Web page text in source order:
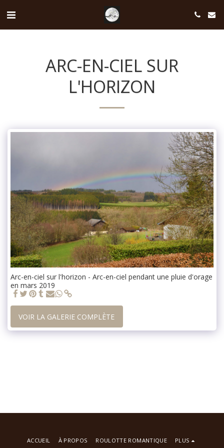
ARC-EN-CIEL SUR
L'HORIZON
Arc-en-ciel sur l'horizon - Arc-en-ciel pendant une pluie d'orage
en mars 2019
VOIR LA GALERIE COMPLÈTE
ACCUEIL À PROPOS ROULOTTE ROMANTIQUE PLUS